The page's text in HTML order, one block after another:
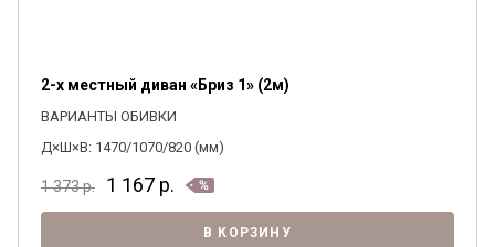
Я ознакомлен сПолитикой
2-х местный диван «Бриз 1» (2м)
ВАРИАНТЫ ОБИВКИ
Д×Ш×В: 1470/1070/820 (мм)
1 373р. 1 167 р.
В КОРЗИНУ